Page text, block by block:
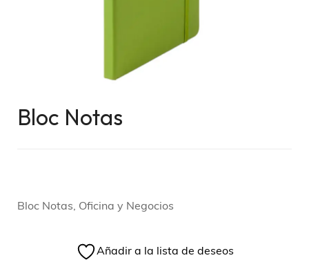
Bloc Notas
Bloc Notas, Oficina y Negocios
Añadir a la lista de deseos